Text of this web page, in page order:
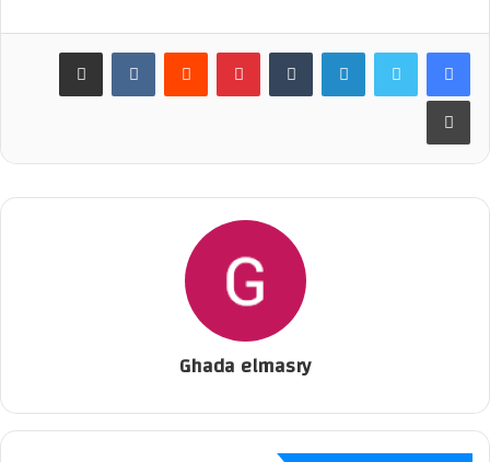
لينكدإن بينتيريست
Ghada elmasry